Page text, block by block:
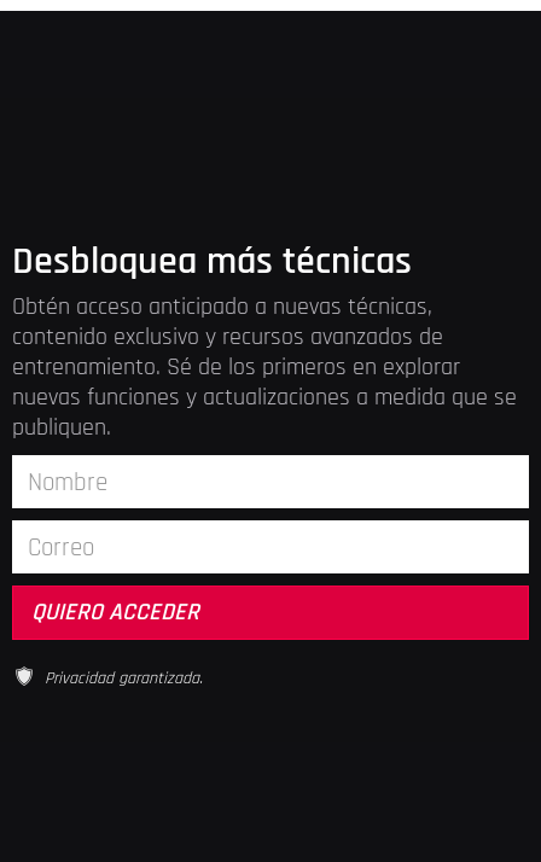
Desbloquea más técnicas
Obtén acceso anticipado a nuevas técnicas,
contenido exclusivo y recursos avanzados de
entrenamiento. Sé de los primeros en explorar
nuevas funciones y actualizaciones a medida que se
publiquen.
Privacidad garantizada.